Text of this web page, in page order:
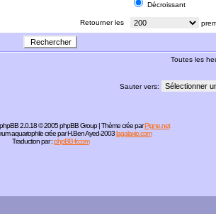
Décroissant
Retourner les
Toutes les
Sauter vers:
phpBB2.0.18 © 2005 phpBB Group | Thème crée parPigne.net
aquariophile crée par H.Ben Ayed-2003lagalaxie.com
Traduction par :phpBB-fr.com